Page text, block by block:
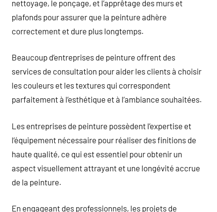
nettoyage, le ponçage, et l’apprêtage des murs et
plafonds pour assurer que la peinture adhère
correctement et dure plus longtemps.
Beaucoup d’entreprises de peinture offrent des
services de consultation pour aider les clients à choisir
les couleurs et les textures qui correspondent
parfaitement à l’esthétique et à l’ambiance souhaitées.
Les entreprises de peinture possèdent l’expertise et
l’équipement nécessaire pour réaliser des finitions de
haute qualité, ce qui est essentiel pour obtenir un
aspect visuellement attrayant et une longévité accrue
de la peinture.
En engageant des professionnels, les projets de